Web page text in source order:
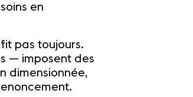
en
pas toujours.
— imposent des
dimensionnée,